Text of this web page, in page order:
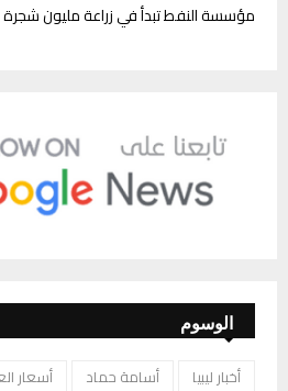
مؤسسة النفط تبدأ في زراعة مليون شجرة
الوسوم
أخبار ليبيا أسامة حماد أسعار